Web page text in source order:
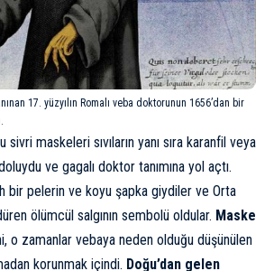
17. yüzyılın Romalı veba doktorunun 1656’dan bir
sivri maskeleri sıvıların yanı sıra karanfil veya
ve gagalı doktor tanımına yol açtı.
bir pelerin ve koyu şapka giydiler ve Orta
ölümcül salgının sembolü oldular. Maske
o zamanlar vebaya neden olduğu düşünülen
korunmak içindi. Doğu’dan gelen